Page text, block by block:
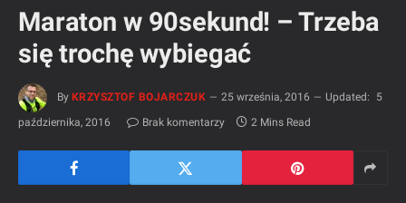
Maraton w 90sekund! – Trzeba
się trochę wybiegać
By KRZYSZTOF BOJARCZUK 25 września, 2016 Updated:
5
października, 2016
Brak komentarzy 2 Mins Read